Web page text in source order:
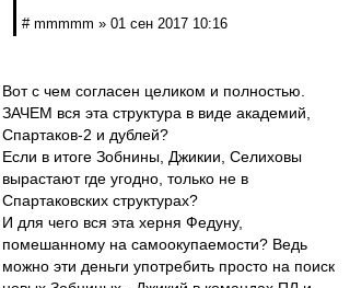
# mmmmm » 01 сен 2017 10:16
Вот с чем согласен целиком и полностью.
ЗАЧЕМ вся эта структура в виде академий,
Спартаков-2 и дублей?
Если в итоге Зобнины, Джикии, Селиховы
вырастают где угодно, только не в
Спартаковских структурах?
И для чего вся эта херня Федуну,
помешанному на самоокупаемости? Ведь
можно эти деньги употребить просто на поиск